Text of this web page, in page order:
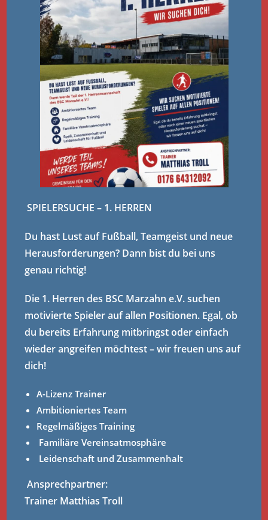
SPIELERSUCHE – 1. HERREN
Du hast Lust auf Fußball, Teamgeist und neue
Herausforderungen? Dann bist du bei uns
genau richtig!
Die 1. Herren des BSC Marzahn e.V. suchen
motivierte Spieler auf allen Positionen. Egal, ob
du bereits Erfahrung mitbringst oder einfach
wieder angreifen möchtest – wir freuen uns auf
dich!
A-Lizenz Trainer
Ambitioniertes Team
Regelmäßiges Training
Familiäre Vereinsatmosphäre
Leidenschaft und Zusammenhalt
Ansprechpartner:
Trainer Matthias Troll